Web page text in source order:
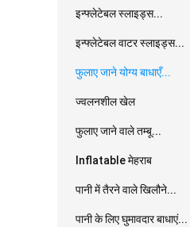
इन्फ्लेटेबल स्लाइड्स...
इन्फ्लेटेबल वाटर स्लाइड्स...
फुलाए जाने योग्य बाधाएँ...
ज्वलनशील खेल
फुलाए जाने वाले तम्बू...
Inflatable मेहराब
पानी में तैरने वाले खिलौने...
पानी के लिए घुमावदार बाधाएं...